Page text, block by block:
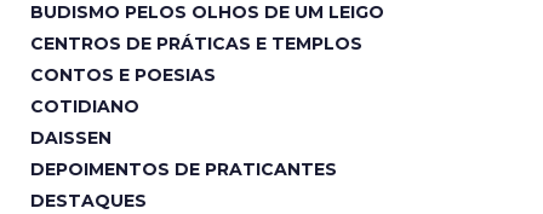
BUDISMO PELOS OLHOS DE UM LEIGO
CENTROS DE PRÁTICAS E TEMPLOS
CONTOS E POESIAS
COTIDIANO
DAISSEN
DEPOIMENTOS DE PRATICANTES
DESTAQUES